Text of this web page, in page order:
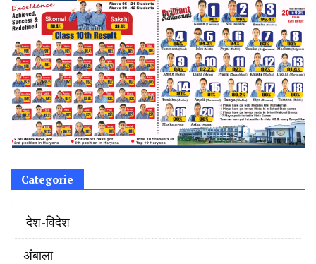
Categorie
‌ देश-विदेश
अंबाला